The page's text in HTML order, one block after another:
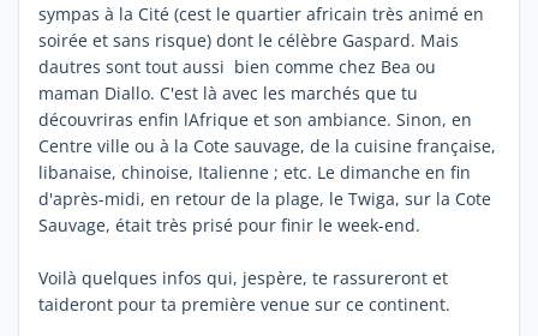
sympas à la Cité (cest le quartier africain très animé en
soirée et sans risque) dont le célèbre Gaspard. Mais
dautres sont tout aussi bien comme chez Bea ou
maman Diallo. C'est là avec les marchés que tu
découvriras enfin lAfrique et son ambiance. Sinon, en
Centre ville ou à la Cote sauvage, de la cuisine française,
libanaise, chinoise, Italienne ; etc. Le dimanche en fin
d'après-midi, en retour de la plage, le Twiga, sur la Cote
Sauvage, était très prisé pour finir le week-end.
Voilà quelques infos qui, jespère, te rassureront et
taideront pour ta première venue sur ce continent.